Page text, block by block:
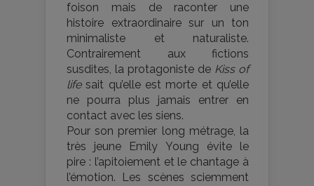
foison mais de raconter une
histoire extraordinaire sur un ton
minimaliste et naturaliste.
Contrairement aux fictions
susdites, la protagoniste de Kiss of
lifesait qu’elle est morte et qu’elle
ne pourra plus jamais entrer en
contact avec les siens.
Pour son premier long métrage, la
très jeune Emily Young évite le
pire : l’apitoiement et le chantage à
l’émotion. Les scènes sciemment